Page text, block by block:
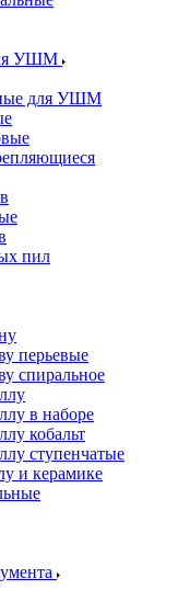
УШМ
для УШМ
пил
перьевые
спиральное
в наборе
кобальт
ступенчатые
и керамике